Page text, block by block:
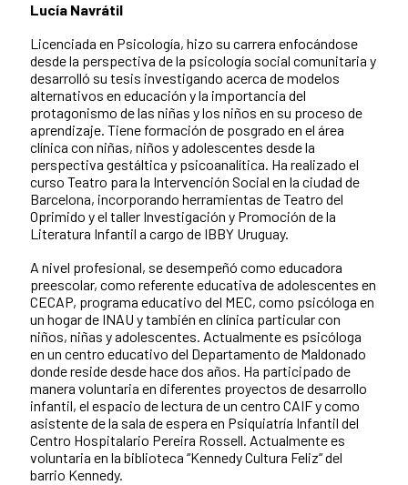
Lucía Navrátil
Licenciada en Psicología, hizo su carrera enfocándose
desde la perspectiva de la psicología social comunitaria y
desarrolló su tesis investigando acerca de modelos
alternativos en educación y la importancia del
protagonismo de las niñas y los niños en su proceso de
aprendizaje. Tiene formación de posgrado en el área
clínica con niñas, niños y adolescentes desde la
perspectiva gestáltica y psicoanalítica. Ha realizado el
curso Teatro para la Intervención Social en la ciudad de
Barcelona, incorporando herramientas de Teatro del
Oprimido y el taller Investigación y Promoción de la
Literatura Infantil a cargo de IBBY Uruguay.
A nivel profesional, se desempeñó como educadora
preescolar, como referente educativa de adolescentes en
CECAP, programa educativo del MEC, como psicóloga en
un hogar de INAU y también en clínica particular con
niños, niñas y adolescentes. Actualmente es psicóloga
en un centro educativo del Departamento de Maldonado
donde reside desde hace dos años. Ha participado de
manera voluntaria en diferentes proyectos de desarrollo
infantil, el espacio de lectura de un centro CAIF y como
asistente de la sala de espera en Psiquiatría Infantil del
Centro Hospitalario Pereira Rossell. Actualmente es
voluntaria en la biblioteca “Kennedy Cultura Feliz“ del
barrio Kennedy.